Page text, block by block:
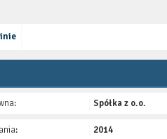
Spółka z o.o.
2014